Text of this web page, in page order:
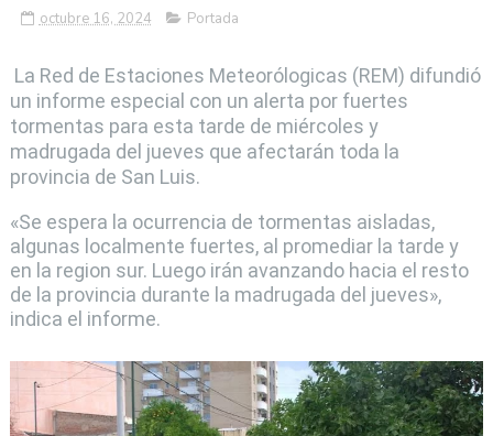
octubre 16, 2024 Portada
La Red de Estaciones Meteorólogicas (REM) difundió
un informe especial con un alerta por fuertes
tormentas para esta tarde de miércoles y
madrugada del jueves que afectarán toda la
provincia de San Luis.
«Se espera la ocurrencia de tormentas aisladas,
algunas localmente fuertes, al promediar la tarde y
en la region sur. Luego irán avanzando hacia el resto
de la provincia durante la madrugada del jueves»,
indica el informe.